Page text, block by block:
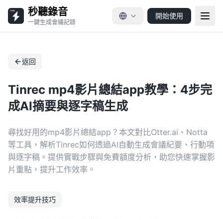
秒聽錄音
一鍵生成會議記錄
開始使用
返回
Tinrec mp4影片總結app教學：4步完
成AI摘要與逐字稿生成
尋找好用的mp4影片總結app？本文對比Otter.ai、Notta
等工具，解析Tinrec如何透過AI自動生成會議紀要、行動項
與逐字稿。提供實戰步驟與免費額度分析，助您快速掌握影
片重點，提升工作效率。
效率提升技巧